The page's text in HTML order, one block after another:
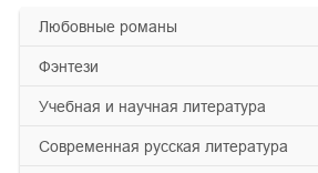
любовные романы
фэнтези
учебная и научная литература
современная русская литература